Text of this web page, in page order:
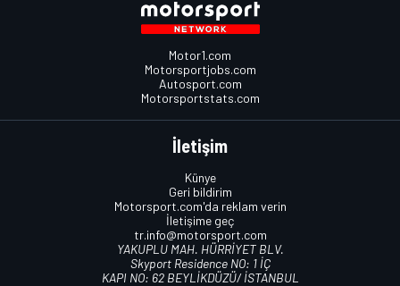
Motor1.com
Motorsportjobs.com
Autosport.com
Motorsportstats.com
İletişim
Künye
Geri bildirim
Motorsport.com'da reklam verin
İletişime geç
tr.info@motorsport.com
YAKUPLU MAH. HÜRRİYET BLV.
Skyport Residence NO: 1 İÇ
KAPI NO: 62 BEYLİKDÜZÜ/ İSTANBUL